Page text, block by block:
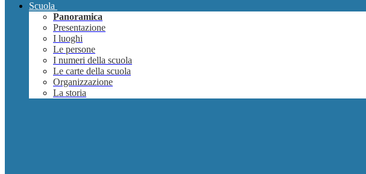
Scuola
Panoramica
Presentazione
I luoghi
Le persone
I numeri della scuola
Le carte della scuola
Organizzazione
La storia